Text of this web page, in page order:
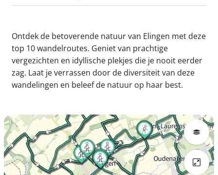
Ontdek de betoverende natuur van Elingen met deze
top 10 wandelroutes. Geniet van prachtige
vergezichten en idyllische plekjes die je nooit eerder
zag. Laat je verrassen door de diversiteit van deze
wandelingen en beleef de natuur op haar best.